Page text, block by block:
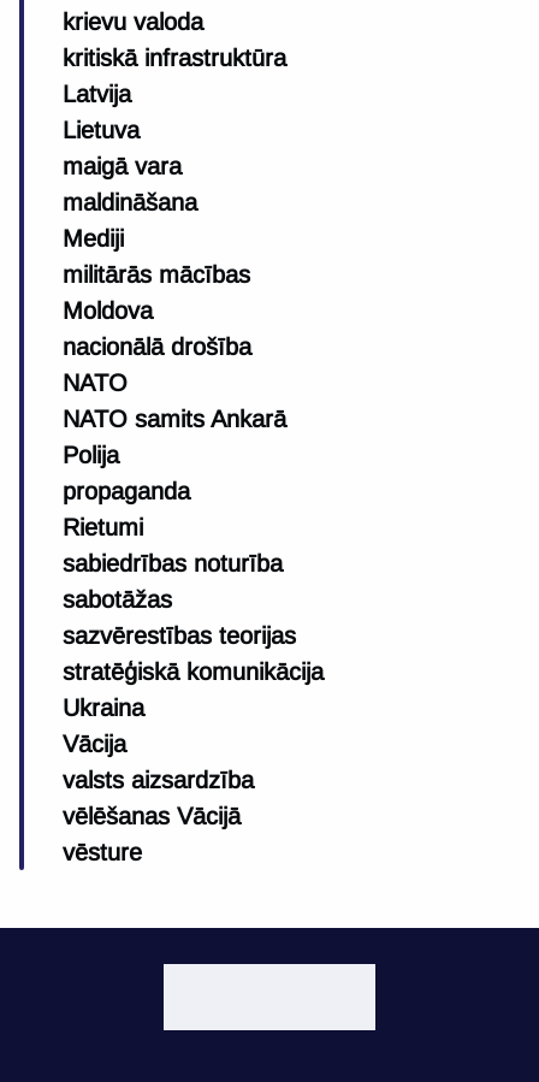
krievu valoda
kritiskā infrastruktūra
Latvija
Lietuva
maigā vara
maldināšana
Mediji
militārās mācības
Moldova
nacionālā drošība
NATO
NATO samits Ankarā
Polija
propaganda
Rietumi
sabiedrības noturība
sabotāžas
sazvērestības teorijas
stratēģiskā komunikācija
Ukraina
Vācija
valsts aizsardzība
vēlēšanas Vācijā
vēsture